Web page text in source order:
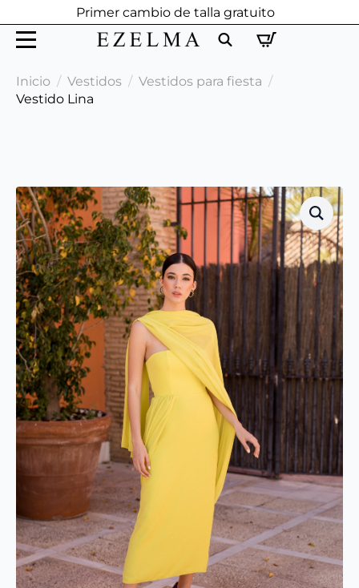
Primer cambio de talla gratuito
for:
Inicio Vestidos
Vestidos para fiesta
Vestido Lina